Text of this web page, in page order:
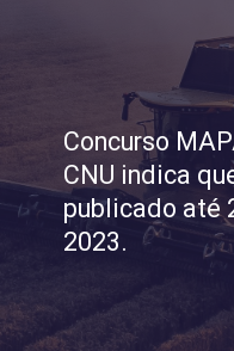
Concurso
CNU indica
publicado até
2023.